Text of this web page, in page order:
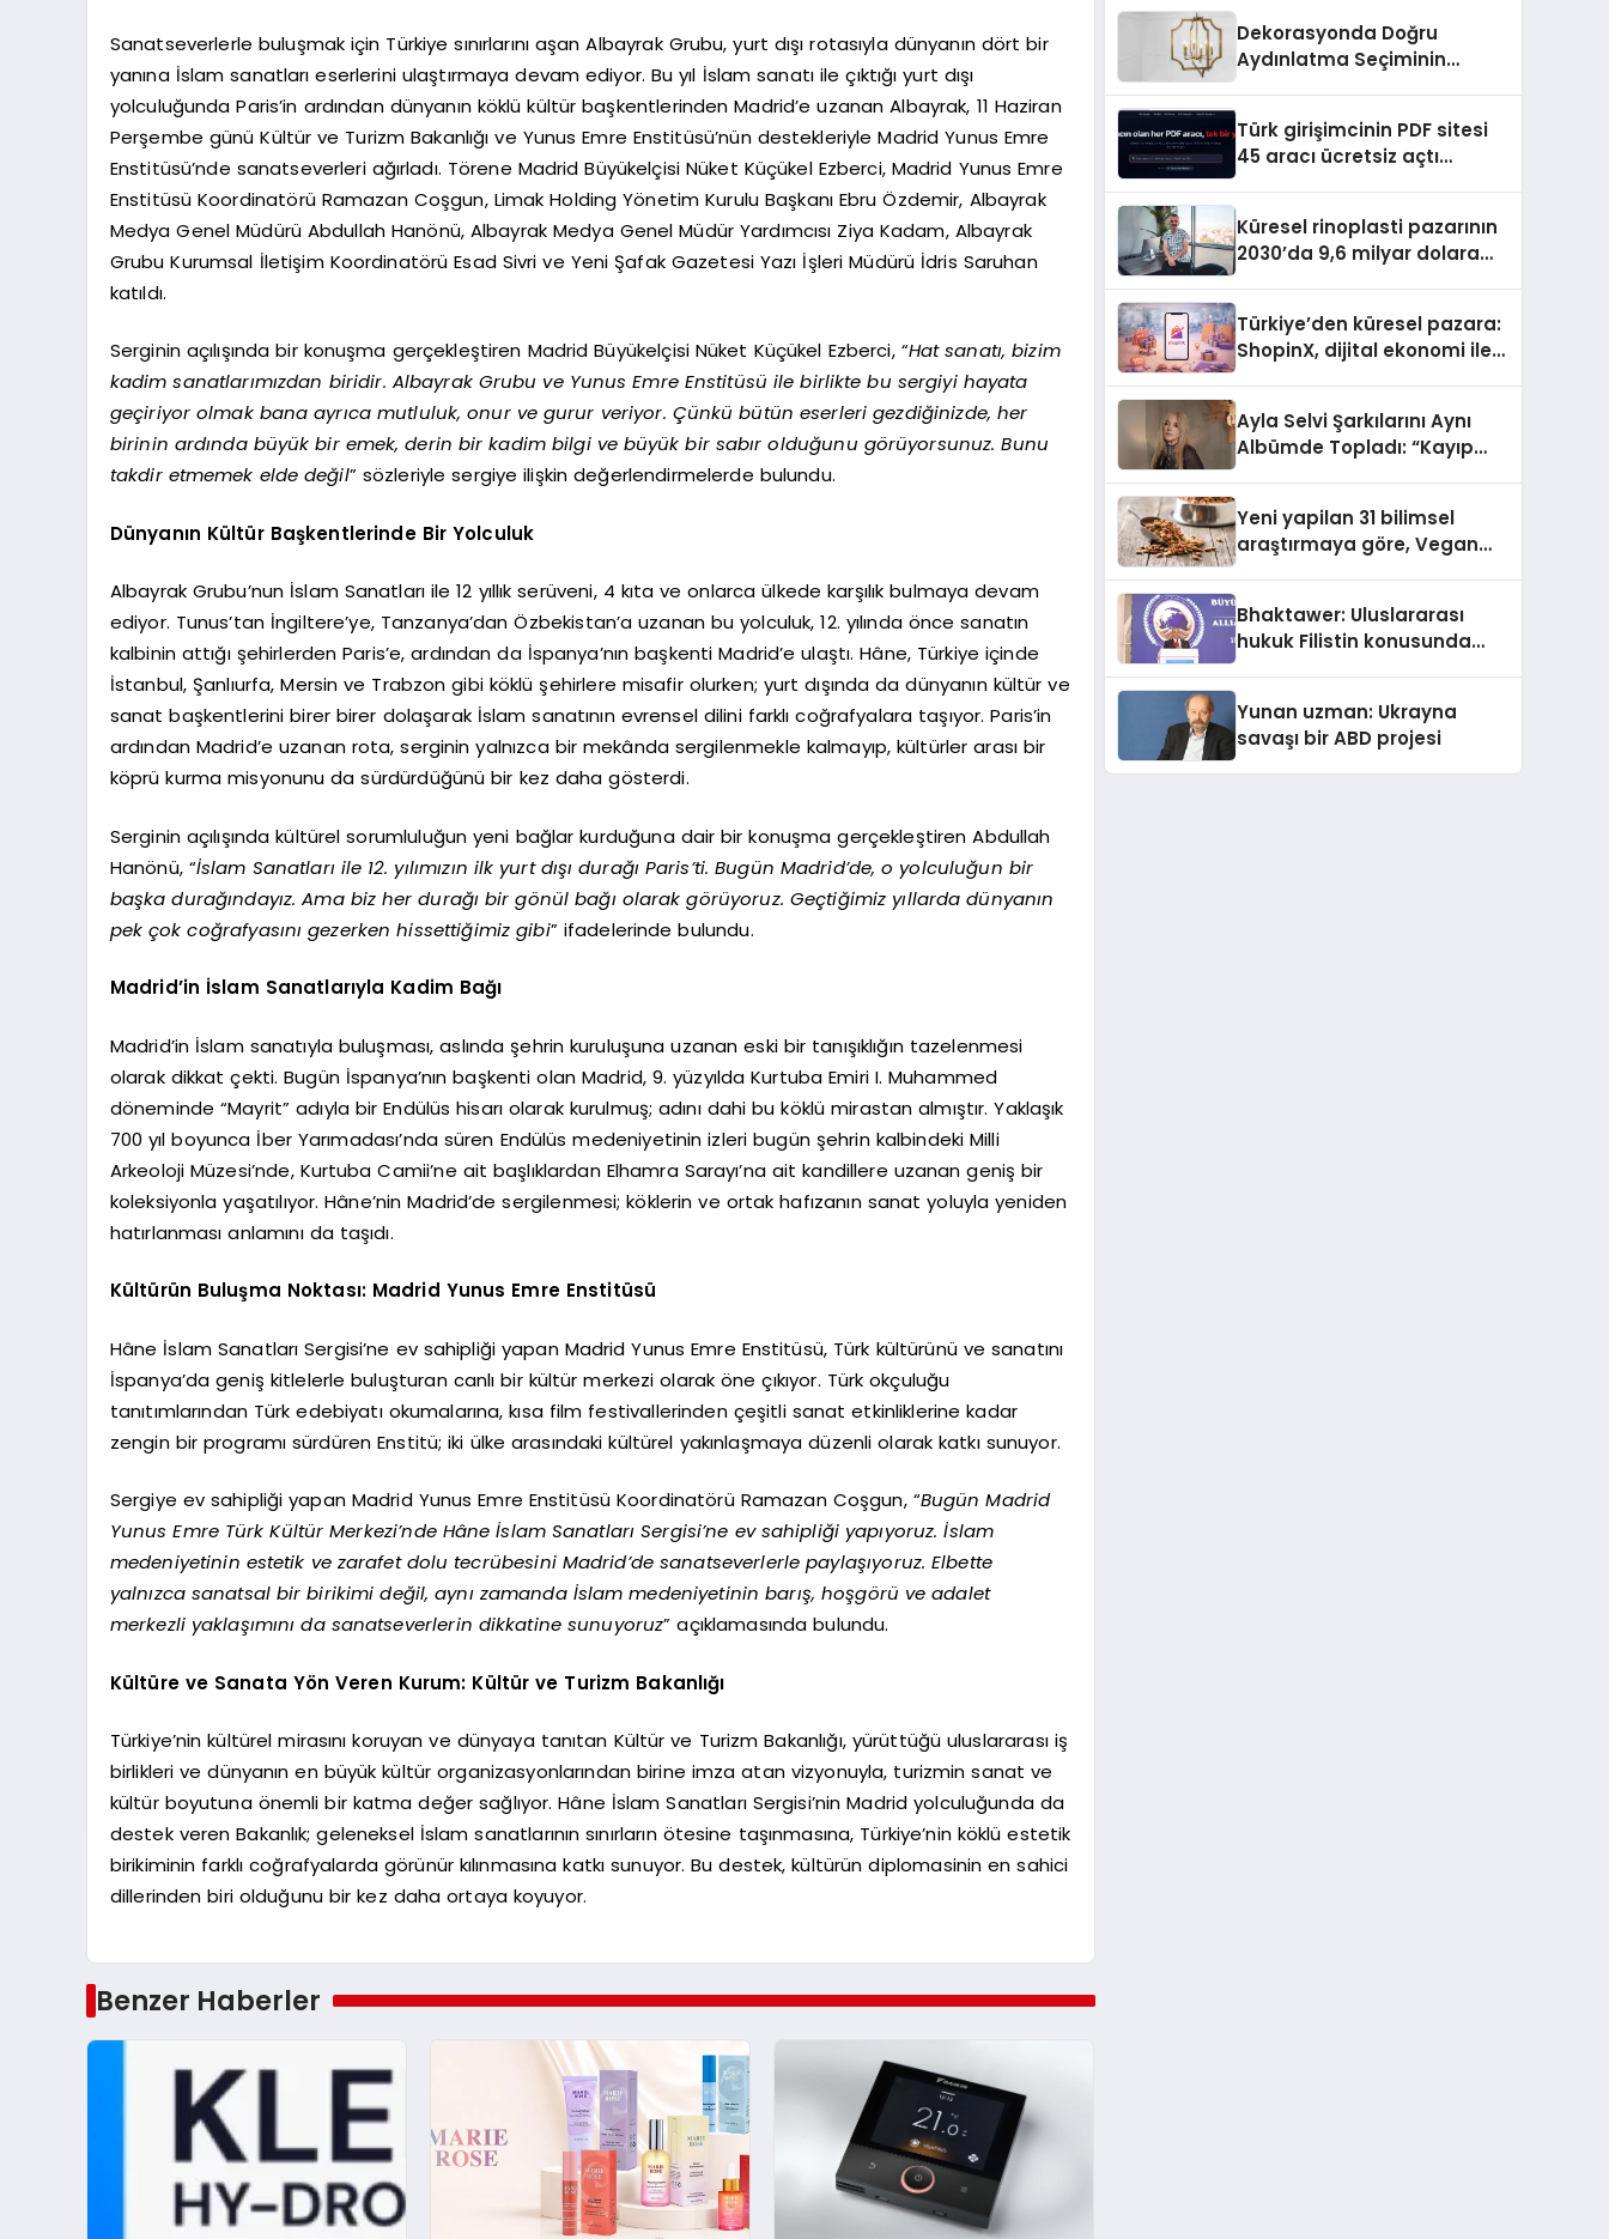
Sanatseverlerle buluşmak için Türkiye sınırlarını aşan Albayrak Grubu, yurt dışı rotasıyla dünyanın dört bir
yanına İslam sanatları eserlerini ulaştırmaya devam ediyor. Bu yıl İslam sanatı ile çıktığı yurt dışı
yolculuğunda Paris’in ardından dünyanın köklü kültür başkentlerinden Madrid’e uzanan Albayrak, 11 Haziran
Perşembe günü Kültür ve Turizm Bakanlığı ve Yunus Emre Enstitüsü’nün destekleriyle Madrid Yunus Emre
Enstitüsü’nde sanatseverleri ağırladı. Törene Madrid Büyükelçisi Nüket Küçükel Ezberci, Madrid Yunus Emre
Enstitüsü Koordinatörü Ramazan Coşgun, Limak Holding Yönetim Kurulu Başkanı Ebru Özdemir, Albayrak
Medya Genel Müdürü Abdullah Hanönü, Albayrak Medya Genel Müdür Yardımcısı Ziya Kadam, Albayrak
Grubu Kurumsal İletişim Koordinatörü Esad Sivri ve Yeni Şafak Gazetesi Yazı İşleri Müdürü İdris Saruhan
katıldı.
Serginin açılışında bir konuşma gerçekleştiren Madrid Büyükelçisi Nüket Küçükel Ezberci, “Hat sanatı, bizim
kadim sanatlarımızdan biridir. Albayrak Grubu ve Yunus Emre Enstitüsü ile birlikte bu sergiyi hayata
geçiriyor olmak bana ayrıca mutluluk, onur ve gurur veriyor. Çünkü bütün eserleri gezdiğinizde, her
birinin ardında büyük bir emek, derin bir kadim bilgi ve büyük bir sabır olduğunu görüyorsunuz. Bunu
takdir etmemek elde değil” sözleriyle sergiye ilişkin değerlendirmelerde bulundu.
Dünyanın Kültür Başkentlerinde Bir Yolculuk
Albayrak Grubu’nun İslam Sanatları ile 12 yıllık serüveni, 4 kıta ve onlarca ülkede karşılık bulmaya devam
ediyor. Tunus’tan İngiltere’ye, Tanzanya’dan Özbekistan’a uzanan bu yolculuk, 12. yılında önce sanatın
kalbinin attığı şehirlerden Paris’e, ardından da İspanya’nın başkenti Madrid’e ulaştı. Hâne, Türkiye içinde
İstanbul, Şanlıurfa, Mersin ve Trabzon gibi köklü şehirlere misafir olurken; yurt dışında da dünyanın kültür ve
sanat başkentlerini birer birer dolaşarak İslam sanatının evrensel dilini farklı coğrafyalara taşıyor. Paris’in
ardından Madrid’e uzanan rota, serginin yalnızca bir mekânda sergilenmekle kalmayıp, kültürler arası bir
köprü kurma misyonunu da sürdürdüğünü bir kez daha gösterdi.
Serginin açılışında kültürel sorumluluğun yeni bağlar kurduğuna dair bir konuşma gerçekleştiren Abdullah
Hanönü, “İslam Sanatları ile 12. yılımızın ilk yurt dışı durağı Paris’ti. Bugün Madrid’de, o yolculuğun bir
başka durağındayız. Ama biz her durağı bir gönül bağı olarak görüyoruz. Geçtiğimiz yıllarda dünyanın
pek çok coğrafyasını gezerken hissettiğimiz gibi” ifadelerinde bulundu.
Madrid’in İslam Sanatlarıyla Kadim Bağı
Madrid’in İslam sanatıyla buluşması, aslında şehrin kuruluşuna uzanan eski bir tanışıklığın tazelenmesi
olarak dikkat çekti. Bugün İspanya’nın başkenti olan Madrid, 9. yüzyılda Kurtuba Emiri I. Muhammed
döneminde “Mayrit” adıyla bir Endülüs hisarı olarak kurulmuş; adını dahi bu köklü mirastan almıştır. Yaklaşık
700 yıl boyunca İber Yarımadası’nda süren Endülüs medeniyetinin izleri bugün şehrin kalbindeki Milli
Arkeoloji Müzesi’nde, Kurtuba Camii’ne ait başlıklardan Elhamra Sarayı’na ait kandillere uzanan geniş bir
koleksiyonla yaşatılıyor. Hâne’nin Madrid’de sergilenmesi; köklerin ve ortak hafızanın sanat yoluyla yeniden
hatırlanması anlamını da taşıdı.
Kültürün Buluşma Noktası: Madrid Yunus Emre Enstitüsü
Hâne İslam Sanatları Sergisi’ne ev sahipliği yapan Madrid Yunus Emre Enstitüsü, Türk kültürünü ve sanatını
İspanya’da geniş kitlelerle buluşturan canlı bir kültür merkezi olarak öne çıkıyor. Türk okçuluğu
tanıtımlarından Türk edebiyatı okumalarına, kısa film festivallerinden çeşitli sanat etkinliklerine kadar
zengin bir programı sürdüren Enstitü; iki ülke arasındaki kültürel yakınlaşmaya düzenli olarak katkı sunuyor.
Sergiye ev sahipliği yapan Madrid Yunus Emre Enstitüsü Koordinatörü Ramazan Coşgun, “Bugün Madrid
Yunus Emre Türk Kültür Merkezi’nde Hâne İslam Sanatları Sergisi’ne ev sahipliği yapıyoruz. İslam
medeniyetinin estetik ve zarafet dolu tecrübesini Madrid’de sanatseverlerle paylaşıyoruz. Elbette
yalnızca sanatsal bir birikimi değil, aynı zamanda İslam medeniyetinin barış, hoşgörü ve adalet
merkezli yaklaşımını da sanatseverlerin dikkatine sunuyoruz” açıklamasında bulundu.
Kültüre ve Sanata Yön Veren Kurum: Kültür ve Turizm Bakanlığı
Türkiye’nin kültürel mirasını koruyan ve dünyaya tanıtan Kültür ve Turizm Bakanlığı, yürüttüğü uluslararası iş
birlikleri ve dünyanın en büyük kültür organizasyonlarından birine imza atan vizyonuyla, turizmin sanat ve
kültür boyutuna önemli bir katma değer sağlıyor. Hâne İslam Sanatları Sergisi’nin Madrid yolculuğunda da
destek veren Bakanlık; geleneksel İslam sanatlarının sınırların ötesine taşınmasına, Türkiye’nin köklü estetik
birikiminin farklı coğrafyalarda görünür kılınmasına katkı sunuyor. Bu destek, kültürün diplomasinin en sahici
dillerinden biri olduğunu bir kez daha ortaya koyuyor.
Benzer Haberler
Dekorasyonda Doğru
Aydınlatma Seçiminin
Türk girişimcinin PDF sitesi
45 aracı ücretsiz açtı
Küresel rinoplasti pazarının
2030’da 9,6 milyar dolara
Türkiye’den küresel pazara:
ShopinX, dijital ekonomi ile
Ayla Selvi Şarkılarını Aynı
Albümde Topladı: “Kayıp
Yeni yapilan 31 bilimsel
araştırmaya göre, Vegan
Sindirildiğini Ortaya Koydu
Bhaktawer: Uluslararası
hukuk Filistin konusunda
Yunan uzman: Ukrayna
savaşı bir ABD projesi